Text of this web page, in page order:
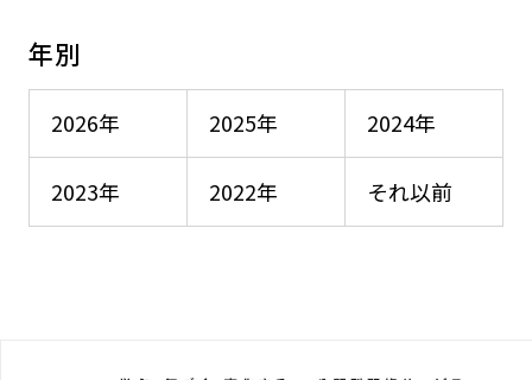
年別
2026年 2025年 2024年
2023年 2022年 それ以前